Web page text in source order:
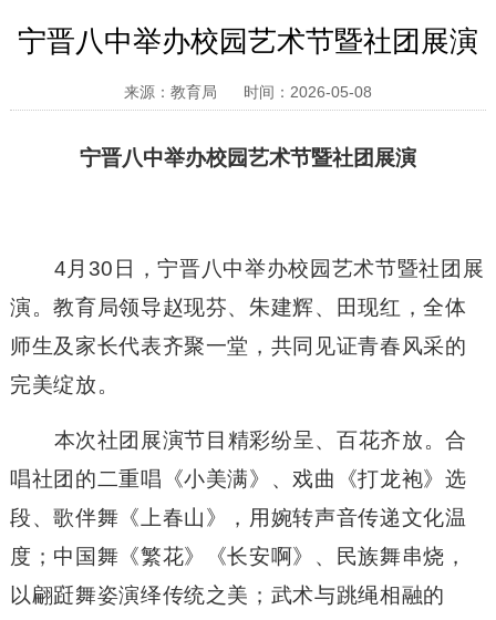
宁晋八中举办校园艺术节暨社团展演
来源：教育局 时间：2026-05-08
宁晋八中举办校园艺术节暨社团 展演
4月30日，宁晋八中举办校园艺术节暨社团展
演。教育局领导赵现芬、朱建辉、田现红，全体
师生及家长代表齐聚一堂，共同见证青春风采的
完美绽放。
本次社团展演节目精彩纷呈、百花齐放。合
唱社团的二重唱《小美满》、戏曲《打龙袍》选
段、歌伴舞《上春山》，用婉转声音传递文化温
度；中国舞《繁花》《长安啊》、民族舞串烧，
以翩跹舞姿演绎传统之美；武术与跳绳相融的